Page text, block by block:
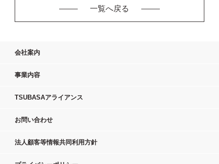
一覧へ戻る
会社案内
事業内容
TSUBASAアライアンス
お問い合わせ
法人顧客等情報共同利用方針